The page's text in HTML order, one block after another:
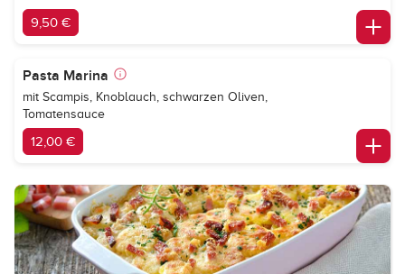
9,50 €
Pasta Marina
mit Scampis, Knoblauch, schwarzen Oliven,
Tomatensauce
12,00 €